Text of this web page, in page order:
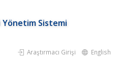
Sistemi
Araştırmacı Girişi English